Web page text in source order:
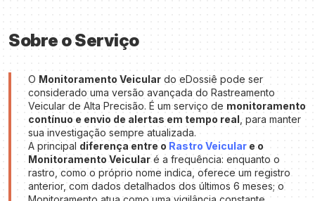
Sobre o Serviço
O Monitoramento Veicular do eDossiê pode ser
considerado uma versão avançada do Rastreamento
Veicular de Alta Precisão. É um serviço de monitoramento
contínuo e envio de alertas em tempo real , para manter
sua investigação sempre atualizada.
A principal diferença entre o Rastro Veicular e o
Monitoramento Veicular é a frequência: enquanto o
rastro, como o próprio nome indica, oferece um registro
anterior, com dados detalhados dos últimos 6 meses; o